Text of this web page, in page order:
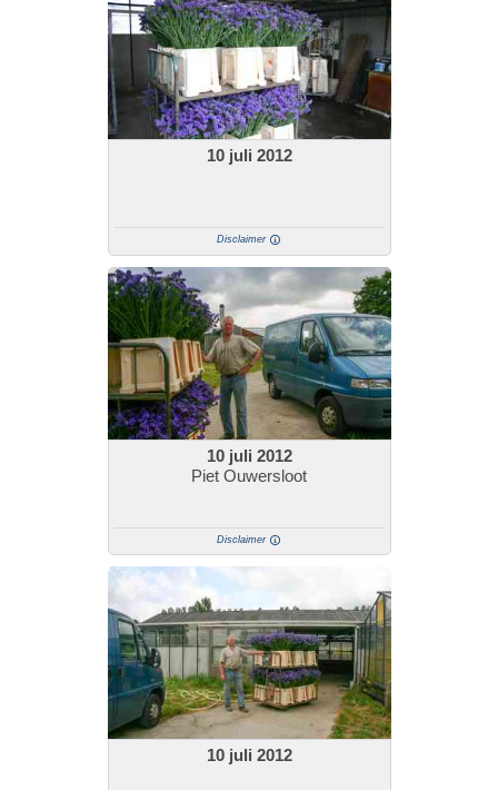
10 juli 2012
Disclaimer
10 juli 2012
Piet Ouwersloot
Disclaimer
10 juli 2012